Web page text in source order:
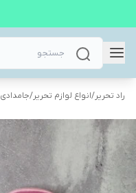
راد تحریر/انواع لوازم تحریر/جامدادی